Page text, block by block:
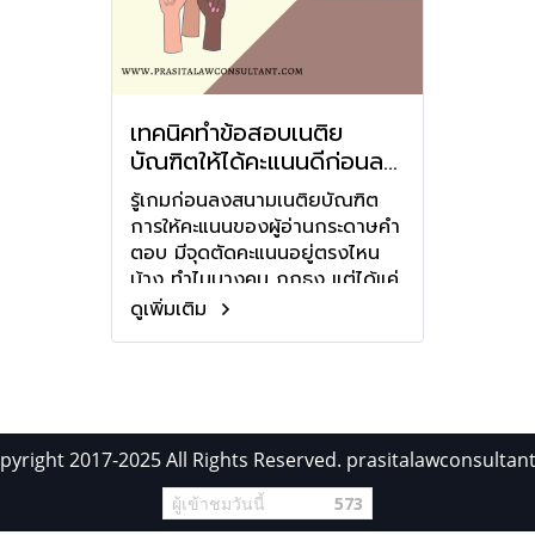
เทคนิคทำข้อสอบเนติย
บัณฑิตให้ได้คะแนนดีก่อนลง
สนาม
รู้เกมก่อนลงสนามเนติยบัณฑิต
การให้คะแนนของผู้อ่านกระดาษคำ
ตอบ มีจุดตัดคะแนนอยู่ตรงไหน
บ้าง ทำไมบางคน ถูกธง แต่ได้แค่
1ถึง2 คะแนน
ดูเพิ่มเติม
2017-2025 All Rights Reserved.
ผู้เข้าชมวันนี้ 573